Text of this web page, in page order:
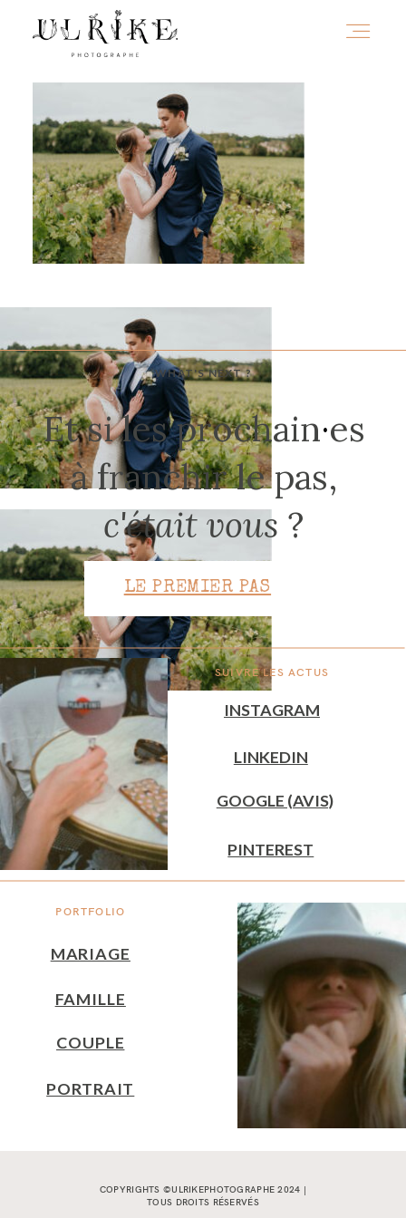
WHAT'S NEXT ?
PORTFOLIO
SUIVRE LES ACTUS
Et si les prochain·es
à franchir le pas,
c'était vous ?
MARIAGE
INSTAGRAM
GOOGLE (AVIS)
FAMILLE
PINTEREST
COUPLE
LINKEDIN
PORTRAIT
LE PREMIER PAS
COPYRIGHTS ©ULRIKEPHOTOGRAPHE 2024 |
TOUS DROITS RÉSERVÉS
HOME
A PROPOS
PORTFOLIO
JOURNAL
CONTACT